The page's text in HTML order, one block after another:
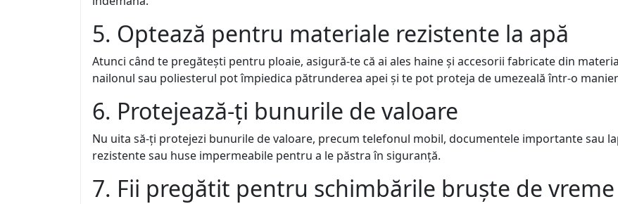
5. Optează pentru materiale rezistente la apă
Atunci când te pregătești pentru ploaie, asigură-te că ai ales haine și accesorii fabricate din
nailonul sau poliesterul pot împiedica pătrunderea apei și te pot proteja de umezeală într-o
6. Protejează-ți bunurile de valoare
Nu uita să-ți protejezi bunurile de valoare, precum telefonul mobil, documentele importante sau
rezistente sau huse impermeabile pentru a le păstra în siguranță.
7. Fii pregătit pentru schimbările bruște de vreme